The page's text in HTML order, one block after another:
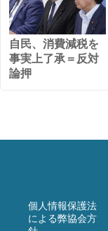
自民、消費減税を
事実上了承＝反対
論押
個人情報保護法
による弊協会方